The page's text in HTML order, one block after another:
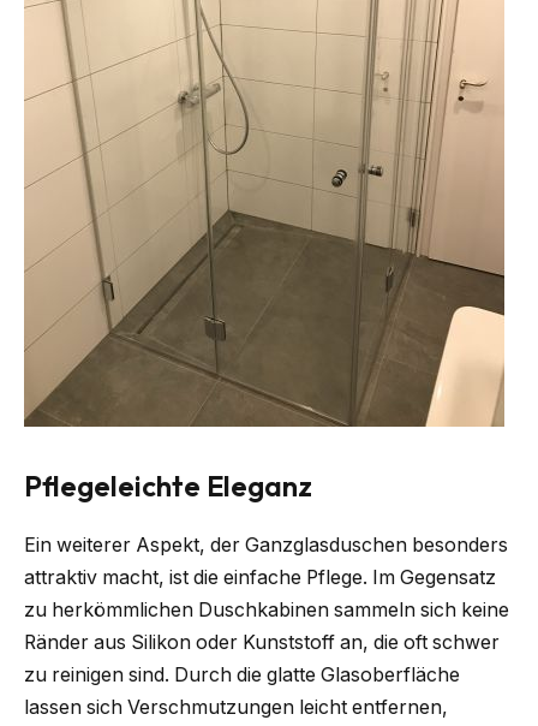
Pflegeleichte Eleganz
Ein weiterer Aspekt, der Ganzglasduschen besonders
attraktiv macht, ist die einfache Pflege. Im Gegensatz
zu herkömmlichen Duschkabinen sammeln sich keine
Ränder aus Silikon oder Kunststoff an, die oft schwer
zu reinigen sind. Durch die glatte Glasoberfläche
lassen sich Verschmutzungen leicht entfernen,